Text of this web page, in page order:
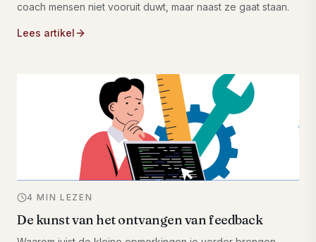
coach mensen niet vooruit duwt, maar naast ze gaat staan.
Lees artikel
4 MIN LEZEN
De kunst van het ontvangen van feedback